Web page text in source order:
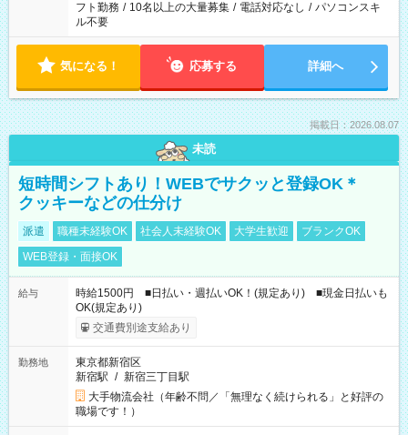
フト勤務 / 10名以上の大量募集 / 電話対応なし / パソコンスキ
ル不要
気になる！ 応募する 詳細へ
掲載日：2026.08.07
未読
短時間シフトあり！WEBでサクッと登録OK＊
クッキーなどの仕分け
派遣 職種未経験OK 社会人未経験OK 大学生歓迎
ブランクOK
WEB登録・面接OK
給与
時給1500円 ■日払い・週払いOK！(規定あり) ■現金日払いも
OK(規定あり)
交通費別途支給あり
勤務地
東京都新宿区
新宿駅 / 新宿三丁目駅
大手物流会社（年齢不問／「無理なく続けられる」と好評の
職場です！）